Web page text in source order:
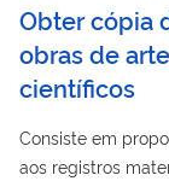
Obter cópia
obras de
científicos
Consiste em
aos registros